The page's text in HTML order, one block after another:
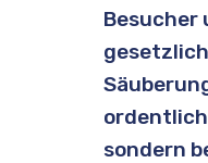
Besucher
sondern